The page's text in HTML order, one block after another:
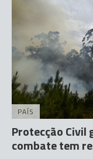
PAÍS
Protecção Civil
combate tem